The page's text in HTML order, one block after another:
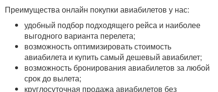
Преимущества онлайн покупки авиабилетов у нас:
удобный подбор подходящего рейса и наиболее
выгодного варианта перелета;
возможность оптимизировать стоимость
авиабилета и купить самый дешевый авиабилет;
возможность бронирования авиабилетов за любой
срок до вылета;
круглосуточная продажа авиабилетов без